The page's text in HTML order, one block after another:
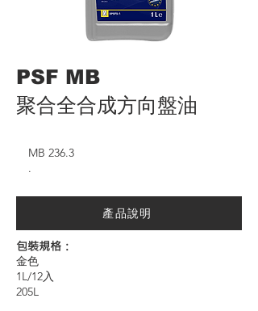
PSF MB
聚合全合成方向盤油
MB 236.3
.
產品說明
包裝規格：
金色
1L/12入
205L